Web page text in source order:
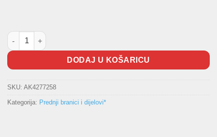
Lajsna branika Polo -2005 količina
DODAJ U KOŠARICU
SKU: AK4277258
Kategorija: Prednji branici i dijelovi*